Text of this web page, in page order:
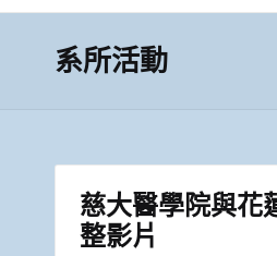
系所活動
慈大醫學院與花
整影片